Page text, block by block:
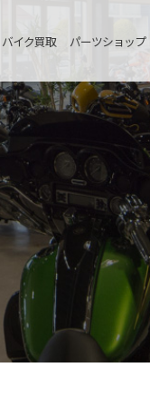
バイク買取 パーツショップ